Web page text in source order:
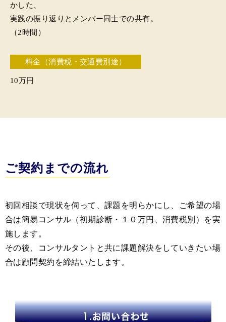
かした、
実践の振り返りとメンバー同士での共有。
（2時間）
料金（消費税・交通費別途）
10万円
ご契約までの流れ
初回相談で現状を伺って、課題を明らかにし、ご希望の場
合は簡易コンサル（初期診断・１０万円、消費税別）を実
施します。
その後、コンサルタントと共に課題解決をしていきたい場
合は顧問契約を締結いたします。